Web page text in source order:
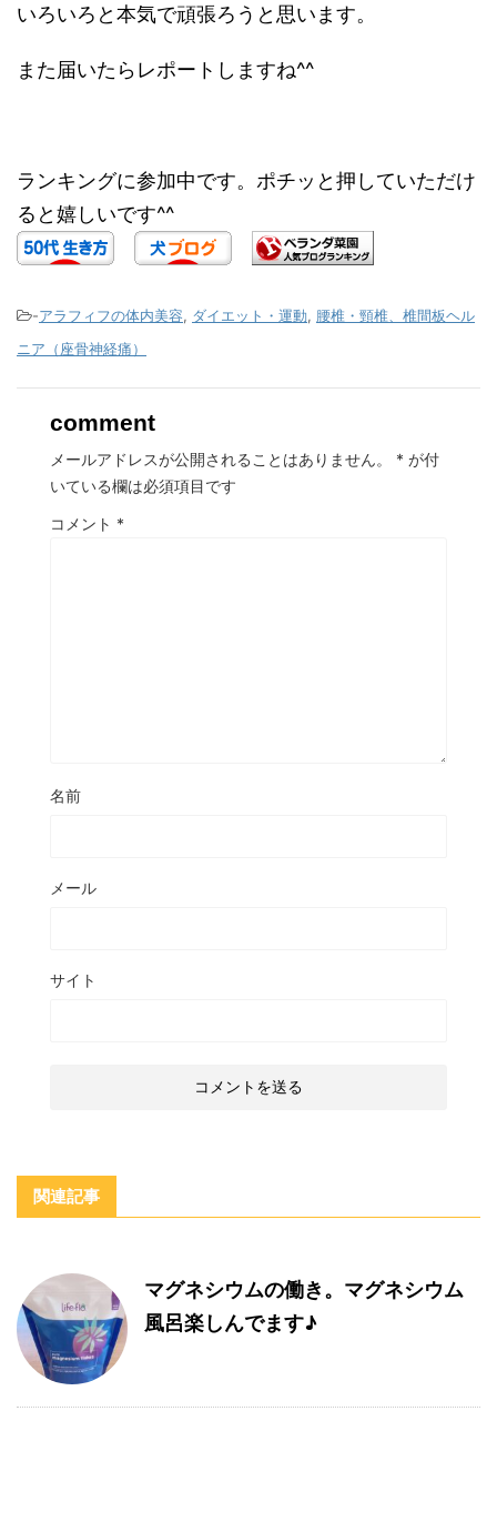
いろいろと本気で頑張ろうと思います。
また届いたらレポートしますね^^
ランキングに参加中です。ポチッと押していただけ
ると嬉しいです^^
-アラフィフの体内美容, ダイエット・運動, 腰椎・頸椎、椎間板ヘル
ニア（座骨神経痛）
comment
メールアドレスが公開されることはありません。 * が付
いている欄は必須項目です
コメント *
名前
メール
サイト
関連記事
マグネシウムの働き。マグネシウム
風呂楽しんでます♪